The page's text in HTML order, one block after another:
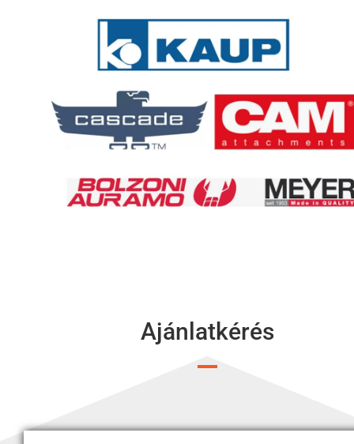
Ajánlatkérés